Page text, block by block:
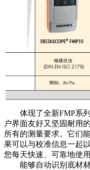
体现了全新FMP系列
户界面友好又坚固耐用
所有的测量要求。它们
果可以与校准信息一起
您每天快速、可靠地使用
能够自动识别底材材